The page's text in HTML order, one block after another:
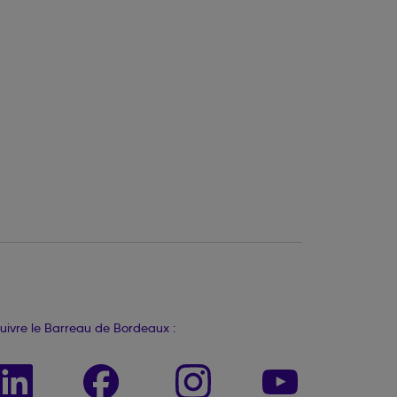
le Barreau de Bordeaux :